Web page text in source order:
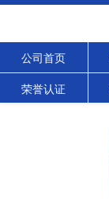
公司首页
荣誉认证